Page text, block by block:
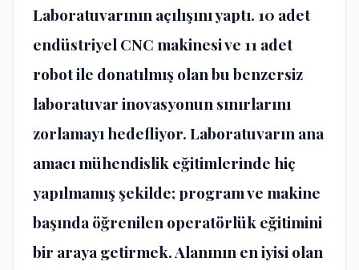
Laboratuvarının açılışını yaptı. 10 adet
endüstriyel CNC makinesi ve 11 adet
robot ile donatılmış olan bu benzersiz
laboratuvar inovasyonun sınırlarını
zorlamayı hedefliyor. Laboratuvarın ana
amacı mühendislik eğitimlerinde hiç
yapılmamış şekilde; program ve makine
başında öğrenilen operatörlük eğitimini
bir araya getirmek. Alanının en iyisi olan